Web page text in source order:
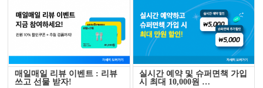
매일매일 리뷰 이벤트 : 리뷰
쓰고 선물 받자!
실시간 예약 및 슈퍼면책 가입
시 최대 10,000원 …